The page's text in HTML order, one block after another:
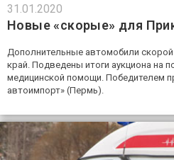
31.01.2020
Новые «скорые» для
Дополнительные автомобили
край. Подведены итоги аукциона на
медицинской помощи. Победителем
автоимпорт» (Пермь).